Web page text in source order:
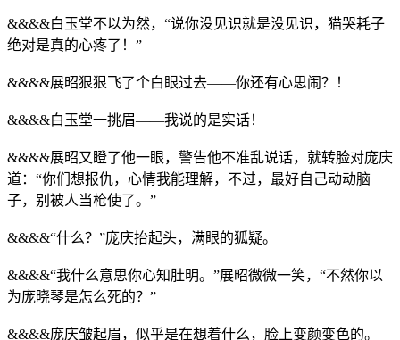
&&&&白玉堂不以为然，“说你没见识就是没见识，猫哭耗子
绝对是真的心疼了！”
&&&&展昭狠狠飞了个白眼过去——你还有心思闹？！
&&&&白玉堂一挑眉——我说的是实话！
&&&&展昭又瞪了他一眼，警告他不准乱说话，就转脸对庞庆
道：“你们想报仇，心情我能理解，不过，最好自己动动脑
子，别被人当枪使了。”
&&&&“什么？”庞庆抬起头，满眼的狐疑。
&&&&“我什么意思你心知肚明。”展昭微微一笑，“不然你以
为庞晓琴是怎么死的？”
&&&&庞庆皱起眉，似乎是在想着什么，脸上变颜变色的。